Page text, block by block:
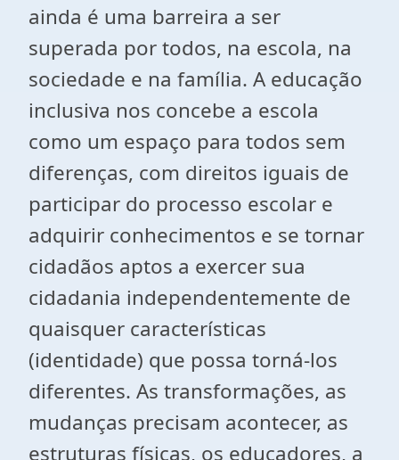
ainda é uma barreira a ser
superada por todos, na escola, na
sociedade e na família. A educação
inclusiva nos concebe a escola
como um espaço para todos sem
diferenças, com direitos iguais de
participar do processo escolar e
adquirir conhecimentos e se tornar
cidadãos aptos a exercer sua
cidadania independentemente de
quaisquer características
(identidade) que possa torná-los
diferentes. As transformações, as
mudanças precisam acontecer, as
estruturas físicas, os educadores, a